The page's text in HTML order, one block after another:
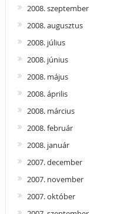
2008. szeptember
2008. augusztus
2008. július
2008. június
2008. május
2008. április
2008. március
2008. február
2008. január
2007. december
2007. november
2007. október